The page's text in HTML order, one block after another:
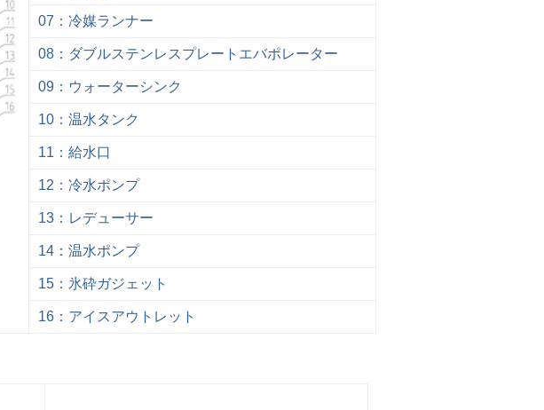
07：冷媒ランナー
08：ダブルステンレスプレートエバポレーター
09：ウォーターシンク
10：温水タンク
11：給水口
12：冷水ポンプ
13：レデューサー
14：温水ポンプ
15：氷砕ガジェット
16：アイスアウトレット